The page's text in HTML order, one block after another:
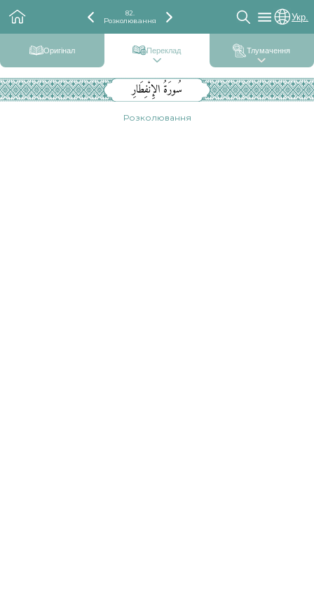
82.
Розколювання
Укр.
Оригінал Переклад Тлумачення
سُورَةُ الإِنْفِطَارِ
Розколювання